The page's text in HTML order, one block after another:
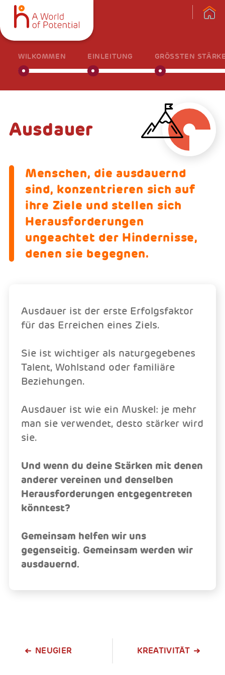
WILKOMMEN EINLEITUNG GRÖSSTEN
Ausdauer
Menschen, die ausdauernd
sind, konzentrieren sich auf
ihre Ziele und stellen sich
Herausforderungen
ungeachtet der Hindernisse,
denen sie begegnen.
Ausdauer ist der erste Erfolgsfaktor
für das Erreichen eines Ziels.
Sie ist wichtiger als naturgegebenes
Talent, Wohlstand oder familiäre
Beziehungen.
Ausdauer ist wie ein Muskel: je mehr
man sie verwendet, desto stärker wird
sie.
Und wenn du deine Stärken mit denen
anderer vereinen und denselben
Herausforderungen entgegentreten
könntest?
Gemeinsam helfen wir uns
gegenseitig. Gemeinsam werden wir
ausdauernd.
NEUGIER KREATIVITÄT